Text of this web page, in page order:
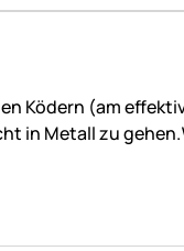
Ködern (am
in Metall zu